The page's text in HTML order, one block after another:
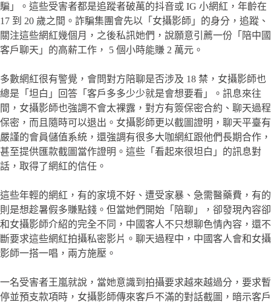
騙」。這些受害者都是追蹤者破萬的抖音或 IG 小網紅，年齡在
17 到 20 歲之間。詐騙集團會先以「女攝影師」的身分，追蹤、
關注這些網紅幾個月，之後私訊她們，說願意引薦一份「陪中國
客戶聊天」的高薪工作， 5 個小時能賺 2 萬元。
多數網紅很有警覺，會問對方陪聊是否涉及 18 禁，女攝影師也
總是「坦白」回答「客戶多多少少就是會想要看」。訊息來往
間，女攝影師也強調不會太裸露，對方有簽保密合約、聊天過程
保密，而且隨時可以退出。女攝影師更以截圖證明，聊天平臺有
嚴謹的會員儲值系統，還強調有很多大咖網紅跟他們長期合作，
甚至提供匯款截圖當作證明。這些「看起來很坦白」的訊息對
話，取得了網紅的信任。
這些年輕的網紅，有的家境不好、遭受家暴、急需醫藥費，有的
則是想趁暑假多賺點錢。但當她們開始「陪聊」，卻發現內容卻
和女攝影師介紹的完全不同，中國客人不只想聊色情內容，還不
斷要求這些網紅拍攝私密影片。聊天過程中，中國客人會和女攝
影師一搭一唱，兩方施壓。
一名受害者王嵐就說，當她意識到拍攝要求越來越過分，要求暫
停並預支款項時，女攝影師傳來客戶不滿的對話截圖，暗示客戶